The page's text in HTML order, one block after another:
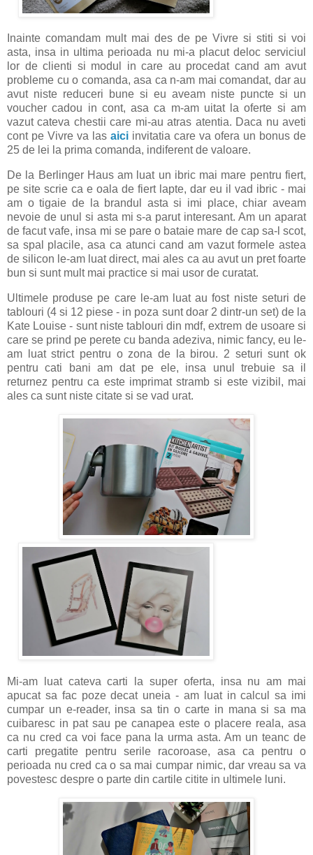
Inainte comandam mult mai des de pe Vivre si stiti si voi
asta, insa in ultima perioada nu mi-a placut deloc serviciul
lor de clienti si modul in care au procedat cand am avut
probleme cu o comanda, asa ca n-am mai comandat, dar au
avut niste reduceri bune si eu aveam niste puncte si un
voucher cadou in cont, asa ca m-am uitat la oferte si am
vazut cateva chestii care mi-au atras atentia. Daca nu aveti
cont pe Vivre va las aici invitatia care va ofera un bonus de
25 de lei la prima comanda, indiferent de valoare.
De la Berlinger Haus am luat un ibric mai mare pentru fiert,
pe site scrie ca e oala de fiert lapte, dar eu il vad ibric - mai
am o tigaie de la brandul asta si imi place, chiar aveam
nevoie de unul si asta mi s-a parut interesant. Am un aparat
de facut vafe, insa mi se pare o bataie mare de cap sa-l scot,
sa spal placile, asa ca atunci cand am vazut formele astea
de silicon le-am luat direct, mai ales ca au avut un pret foarte
bun si sunt mult mai practice si mai usor de curatat.
Ultimele produse pe care le-am luat au fost niste seturi de
tablouri (4 si 12 piese - in poza sunt doar 2 dintr-un set) de la
Kate Louise - sunt niste tablouri din mdf, extrem de usoare si
care se prind pe perete cu banda adeziva, nimic fancy, eu le-
am luat strict pentru o zona de la birou. 2 seturi sunt ok
pentru cati bani am dat pe ele, insa unul trebuie sa il
returnez pentru ca este imprimat stramb si este vizibil, mai
ales ca sunt niste citate si se vad urat.
Mi-am luat cateva carti la super oferta, insa nu am mai
apucat sa fac poze decat uneia - am luat in calcul sa imi
cumpar un e-reader, insa sa tin o carte in mana si sa ma
cuibaresc in pat sau pe canapea este o placere reala, asa
ca nu cred ca voi face pana la urma asta. Am un teanc de
carti pregatite pentru serile racoroase, asa ca pentru o
perioada nu cred ca o sa mai cumpar nimic, dar vreau sa va
povestesc despre o parte din cartile citite in ultimele luni.